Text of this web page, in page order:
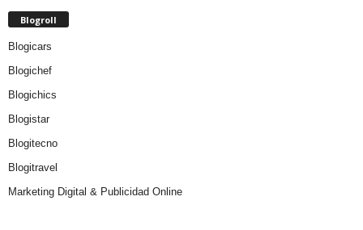
Blogroll
Blogicars
Blogichef
Blogichics
Blogistar
Blogitecno
Blogitravel
Marketing Digital & Publicidad Online